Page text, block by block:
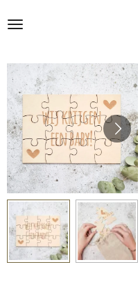
direct
hoofdinhoud